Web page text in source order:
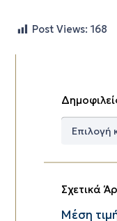
Post Views: 168
Δημοφιλείς
Σχετικά
Μέση